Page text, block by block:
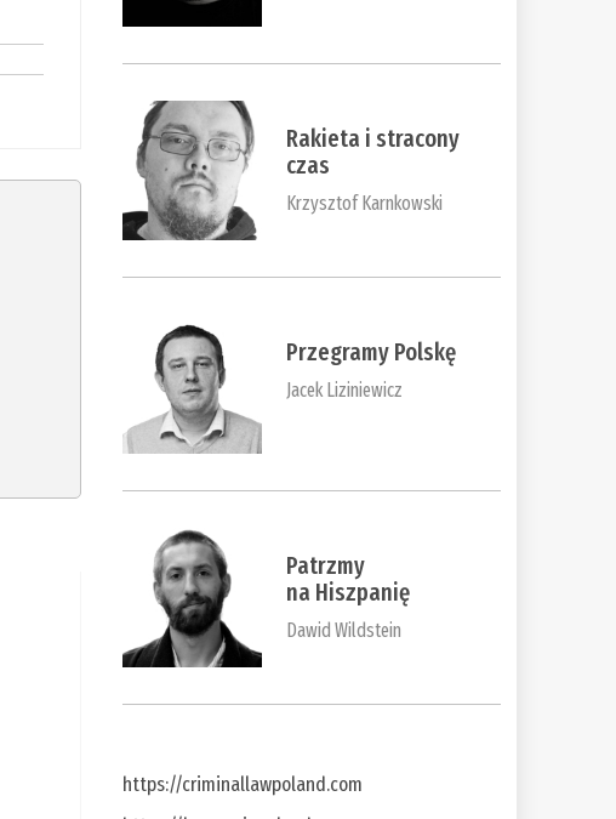
Rakieta i stracony
czas
Krzysztof Karnkowski
Przegramy Polskę
Jacek Liziniewicz
Patrzmy
na Hiszpanię
Dawid Wildstein
https://criminallawpoland.com